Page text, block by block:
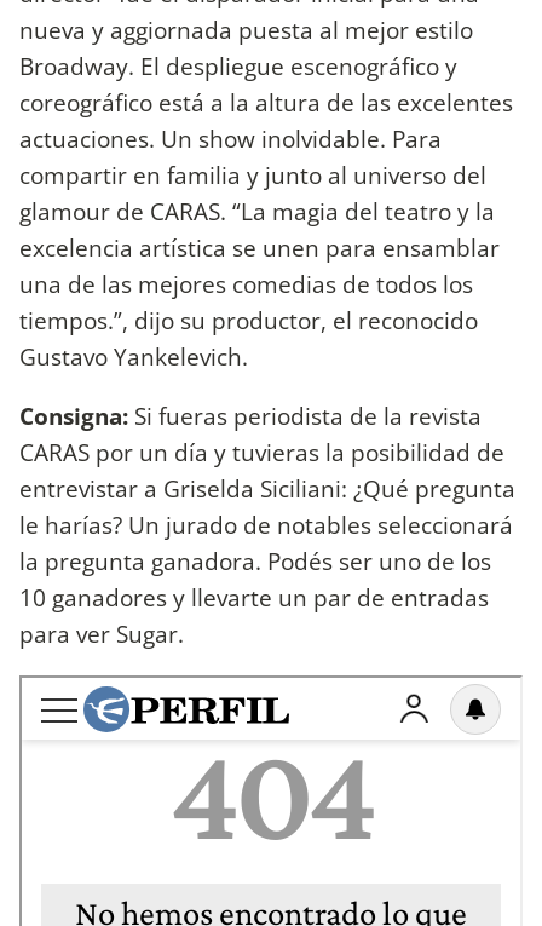
nueva y aggiornada puesta al mejor estilo
Broadway. El despliegue escenográfico y
coreográfico está a la altura de las excelentes
actuaciones. Un show inolvidable. Para
compartir en familia y junto al universo del
glamour de CARAS. “La magia del teatro y la
excelencia artística se unen para ensamblar
una de las mejores comedias de todos los
tiempos.”, dijo su productor, el reconocido
Gustavo Yankelevich.
Consigna: Si fueras periodista de la revista
CARAS por un día y tuvieras la posibilidad de
entrevistar a Griselda Siciliani: ¿Qué pregunta
le harías? Un jurado de notables seleccionará
la pregunta ganadora. Podés ser uno de los
10 ganadores y llevarte un par de entradas
para ver Sugar.